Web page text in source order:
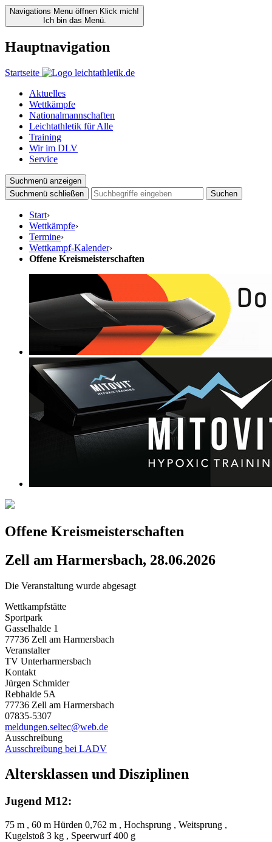
Navigations Menu öffnen Klick mich!
Ich bin das Menü.
Hauptnavigation
Startseite
Aktuelles
Wettkämpfe
Nationalmannschaften
Leichtathletik für Alle
Training
Wir im DLV
Service
Suchmenü anzeigen
Suchmenü schließen
Suchen
Start›
Wettkämpfe›
Termine›
Wettkampf-Kalender›
Offene Kreismeisterschaften
Offene Kreismeisterschaften
Zell am Harmersbach, 28.06.2026
Die Veranstaltung wurde abgesagt
Wettkampfstätte
Sportpark
Gasselhalde 1
77736 Zell am Harmersbach
Veranstalter
TV Unterharmersbach
Kontakt
Jürgen Schmider
Rebhalde 5A
77736 Zell am Harmersbach
07835-5307
meldungen.seltec@web.de
Ausschreibung
Ausschreibung bei LADV
Altersklassen und Disziplinen
Jugend M12:
75 m , 60 m Hürden 0,762 m , Hochsprung , Weitsprung ,
Kugelstoß 3 kg , Speerwurf 400 g